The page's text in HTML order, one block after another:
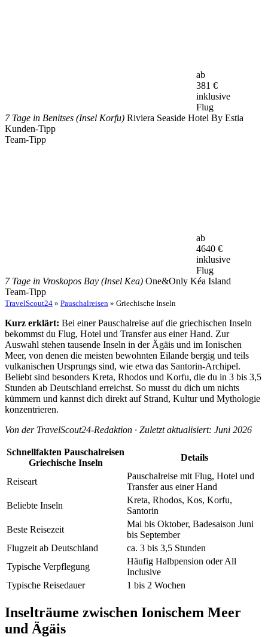
ab
381 €
inklusive
Flug
7 Tage in Benitses (Insel Korfu) Riviera Seaside Hotel By Estia
Kunden-Tipp
Team-Tipp
ab
4640 €
inklusive
Flug
7 Tage in Vroskopos Bay (Insel Kea) One&Only Kéa Island
Team-Tipp
TravelScout24 » Pauschalreisen » Griechische Inseln
Kurz erklärt: Bei einer Pauschalreise auf die griechischen Inseln
bekommst du Flug, Hotel und Transfer aus einer Hand. Zur
Auswahl stehen tausende Inseln in der Ägäis und im Ionischen
Meer, von denen die meisten bewohnten Eilande bergig und teils
vulkanischen Ursprungs sind, wie etwa das Santorin-Archipel.
Beliebt sind besonders Kreta, Rhodos und Korfu, die du in 3 bis 3,5
Stunden ab Deutschland erreichst. So musst du dich um nichts
kümmern und kannst dich direkt auf Strand, Kultur und Mythologie
konzentrieren.
Von der TravelScout24-Redaktion · Zuletzt aktualisiert: Juni 2026
Schnellfakten Pauschalreisen
Griechische Inseln
Details
Reiseart
Pauschalreise mit Flug, Hotel und
Transfer aus einer Hand
Beliebte Inseln
Kreta, Rhodos, Kos, Korfu,
Santorin
Beste Reisezeit
Mai bis Oktober, Badesaison Juni
bis September
Flugzeit ab Deutschland
ca. 3 bis 3,5 Stunden
Typische Verpflegung
Häufig Halbpension oder All
Inclusive
Typische Reisedauer
1 bis 2 Wochen
Inselträume zwischen Ionischem Meer
und Ägäis